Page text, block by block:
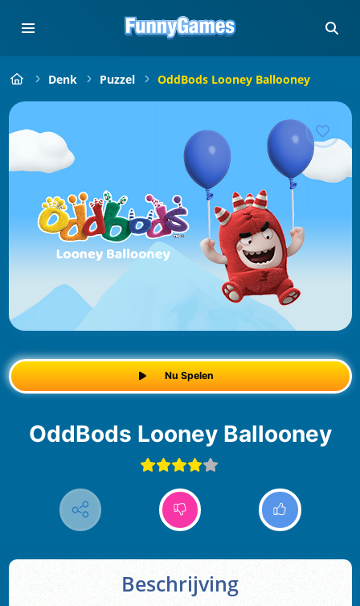
Denk Puzzel OddBods Looney Ballooney
Nu Spelen
OddBods Looney Ballooney
Beschrijving